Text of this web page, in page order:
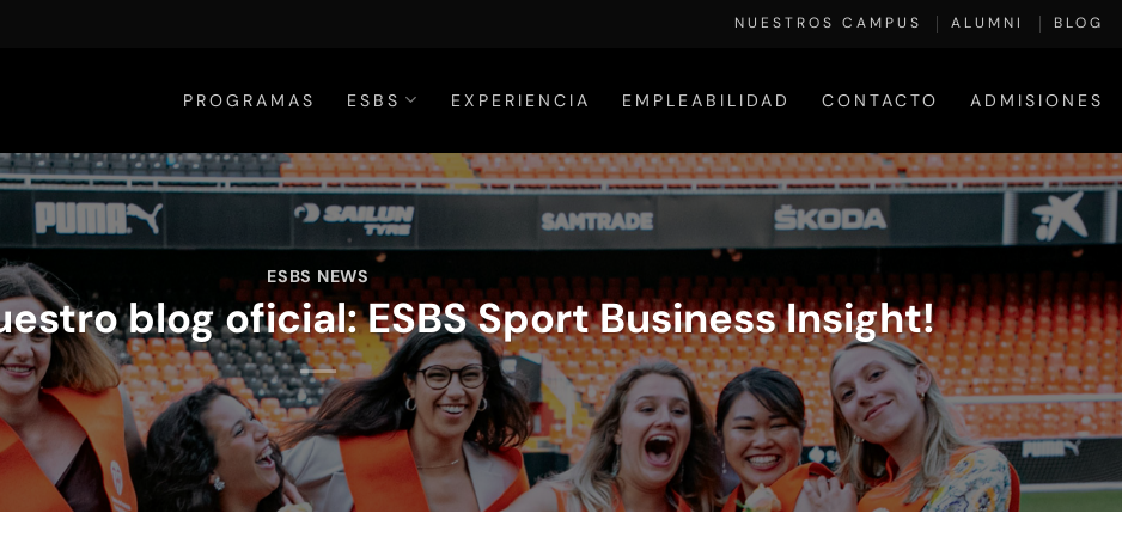
NUESTROS CAMPUS ALUMNI BLOG
PROGRAMAS ESBS EXPERIENCIA EMPLEABILIDAD CONTACTO ADMISIONES
ESBS NEWS
blog oficial: ESBS Sport Business Insight!